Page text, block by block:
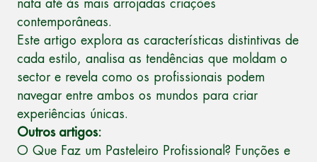
nata até às mais arrojadas criações
contemporâneas.
Este artigo explora as características distintivas de
cada estilo, analisa as tendências que moldam o
sector e revela como os profissionais podem
navegar entre ambos os mundos para criar
experiências únicas.
Outros artigos:
O Que Faz um Pasteleiro Profissional? Funções e